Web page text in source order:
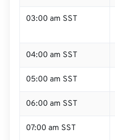
03:00 am SST
04:00 am SST
05:00 am SST
06:00 am SST
07:00 am SST